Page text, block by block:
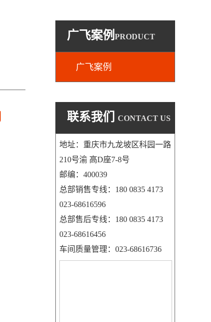
广飞案例 PRODUCT
广飞案例
联系我们 CONTACT US
地址：重庆市九龙坡区科园一路
210号渝 高D座7-8号
邮编：400039
总部销售专线：180 0835 4173
023-68616596
总部售后专线：180 0835 4173
023-68616456
车间质量管理：023-68616736